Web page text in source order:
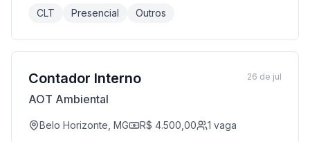
CLT Presencial Outros
Contador Interno
AOT Ambiental
Belo Horizonte, MG R$ 4.500,00 1 vaga
26 de jul